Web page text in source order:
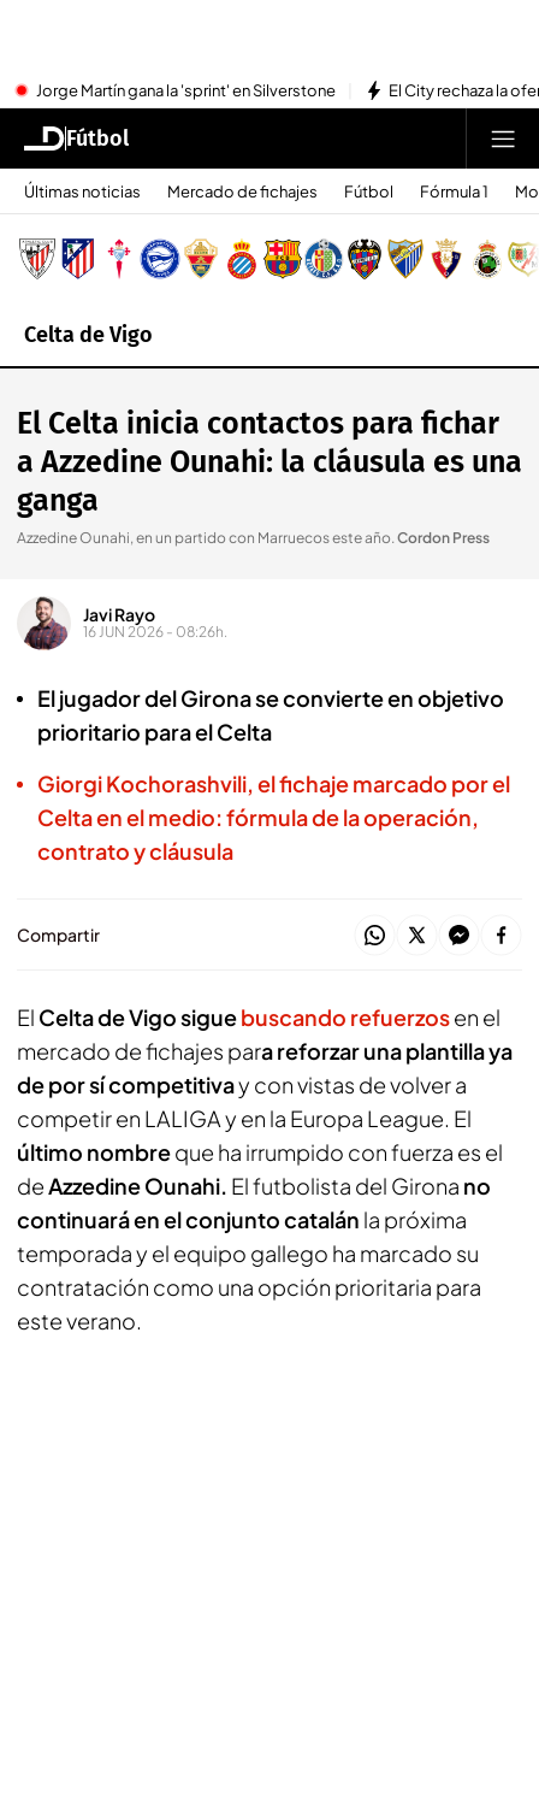
Jorge Martín gana la 'sprint' en Silverstone El City rechaza la
Fútbol
Últimas noticias Mercado de fichajes Fútbol Fórmula 1
Celta de Vigo
El Celta inicia contactos para fichar
a Azzedine Ounahi: la cláusula es una
ganga
Azzedine Ounahi, en un partido con Marruecos este año.Cordon Press
Javi Rayo
16 JUN 2026 - 08:26h.
El jugador del Girona se convierte en objetivo
prioritario para el Celta
Giorgi Kochorashvili, el fichaje marcado por el
Celta en el medio: fórmula de la operación,
contrato y cláusula
Compartir
El Celta de Vigo siguebuscando refuerzosen el
mercado de fichajes para reforzar una plantilla ya
de por sí competitivay con vistas de volver a
competir en LALIGA y en la Europa League. El
último nombreque ha irrumpido con fuerza es el
deAzzedine Ounahi. El futbolista del Girona no
continuará en el conjunto catalán la próxima
temporada y el equipo gallego ha marcado su
contratación como una opción prioritaria para
este verano.